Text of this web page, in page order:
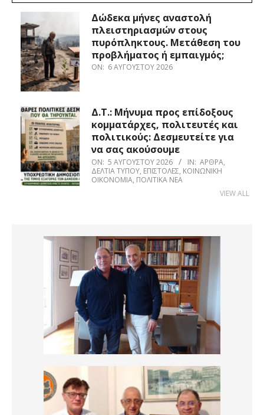
Δώδεκα μήνες αναστολή
πλειστηριασμών στους
πυρόπληκτους. Μετάθεση του
προβλήματος ή εμπαιγμός;
ON: 6 ΑΥΓΟΎΣΤΟΥ 2026
Δ.Τ.: Μήνυμα προς επίδοξους
κομματάρχες, πολιτευτές και
πολιτικούς: Δεσμευτείτε για
να σας ακούσουμε
ON: 5 ΑΥΓΟΎΣΤΟΥ 2026 IN: ΆΡΘΡΑ,
ΔΕΛΤΊΑ ΤΎΠΟΥ, ΕΠΙΣΤΟΛΈΣ, ΚΟΙΝΩΝΙΚΉ
ΟΙΚΟΝΟΜΊΑ, ΠΟΛΙΤΙΚΆ ΝΈΑ
VIEW ALL